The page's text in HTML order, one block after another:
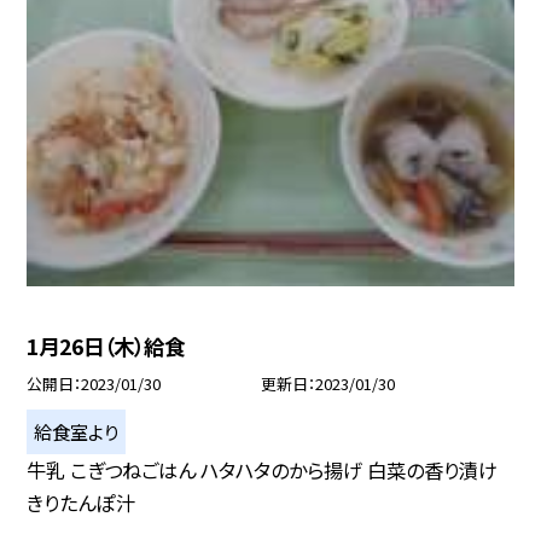
1月26日（木）給食
公開日 2023/01/30 更新日 2023/01/30
給食室より
牛乳 こぎつねごはん ハタハタのから揚げ 白菜の香り漬け
きりたんぽ汁